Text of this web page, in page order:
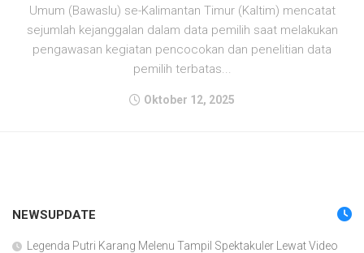
Umum (Bawaslu) se-Kalimantan Timur (Kaltim) mencatat
sejumlah kejanggalan dalam data pemilih saat melakukan
pengawasan kegiatan pencocokan dan penelitian data
pemilih terbatas...
Oktober 12, 2025
NEWSUPDATE
Legenda Putri Karang Melenu Tampil Spektakuler Lewat Video